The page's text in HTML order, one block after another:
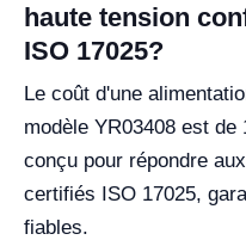
haute tension
ISO 17025?
Le coût d'une
modèle YR03408 est
conçu pour répondre
certifiés ISO 17025,
fiables.